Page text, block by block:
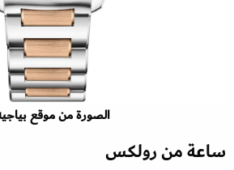
الصورة من موقع
ساعة من رولكس